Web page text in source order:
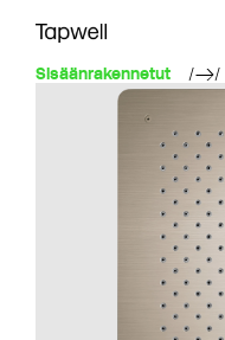
Sisäänrakennetut